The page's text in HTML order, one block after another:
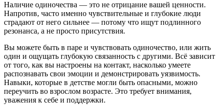
Наличие одиночества — это не отрицание вашей ценности.
Напротив, часто именно чувствительные и глубокие люди
страдают от него сильнее — потому что ищут подлинного
резонанса, а не просто присутствия.
Вы можете быть в паре и чувствовать одиночество, или жить
один и ощущать глубокую связанность с другими. Всё зависит
от того, как вы настроены на контакт, насколько умеете
распознавать свои эмоции и демонстрировать уязвимость.
Навыки, которые в детстве могли быть опасными, можно
переучить во взрослом возрасте. Это требует внимания,
уважения к себе и поддержки.